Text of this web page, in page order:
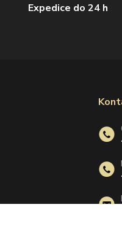
Expedice do 24 h